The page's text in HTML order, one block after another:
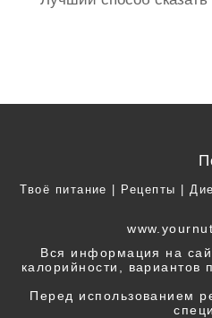
Твоё питание | Рецепты |
Вся информация на
калорийности,
Перед использованием